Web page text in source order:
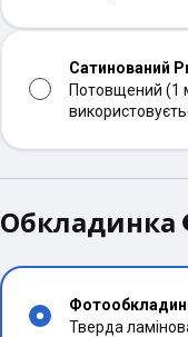
Сатинований
Потовщений (1
Обкладинка
Тверда